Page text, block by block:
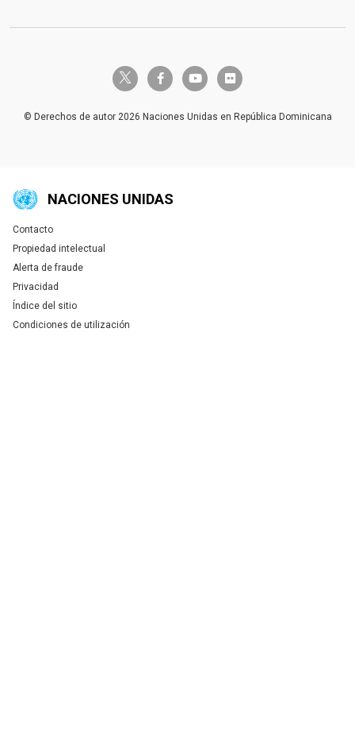
twitter-x facebook-fyoutube flickr
© Derechos de autor 2026 Naciones Unidas en República Dominicana
NACIONES UNIDAS
Global U.N. menu
Contacto
Propiedad intelectual
Alerta de fraude
Privacidad
Índice del sitio
Condiciones de utilización